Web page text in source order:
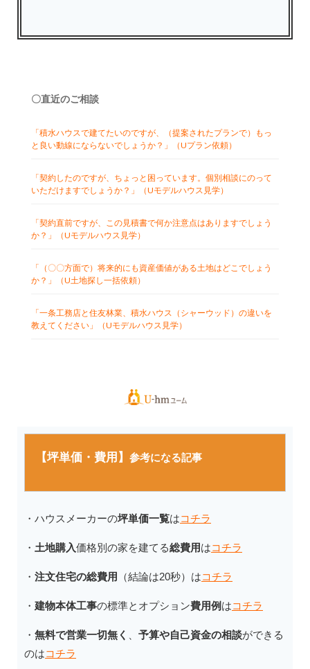
〇直近のご相談
「積水ハウスで建てたいのですが、（提案されたプランで）もっ
と良い動線にならないでしょうか？」（Uプラン依頼）
「契約したのですが、ちょっと困っています。個別相談にのって
いただけますでしょうか？」（Uモデルハウス見学）
「契約直前ですが、この見積書で何か注意点はありますでしょう
か？」（Uモデルハウス見学）
「（〇〇方面で）将来的にも資産価値がある土地はどこでしょう
か？」（U土地探し一括依頼）
「一条工務店と住友林業、積水ハウス（シャーウッド）の違いを
教えてください」（Uモデルハウス見学）
【坪単価・費用】 参考になる記事
・ハウスメーカーの坪単価一覧はコチラ
・ 土地購入価格別の家を建てる総費用はコチラ
・ 注文住宅の総費用 （結論は20秒）はコチラ
・ 建物本体工事の標準とオプション費用例 はコチラ
・ 無料で営業一切無く 予算や自己資金の相談ができる
のはコチラ